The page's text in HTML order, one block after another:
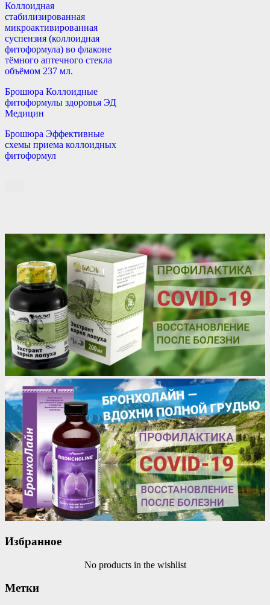
Коллоидная
стабилизированная
микроактивированная
суспензия (коллоидная
фитоформула) во флаконе
тёмного аптечного стекла
объёмом 237 мл.
Брошюра Коллоидные
фитоформулы здоровья ЭД
Медицин
Брошюра Эффективные
схемы приема коллоидных
фитоформул
Избранное
No products in the wishlist
Метки